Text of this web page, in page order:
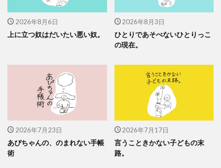
2026年8月6日
上に立つ奴はだいたい悪い奴。
2026年8月3日
ひとりであそべないひとりっこ
の現在。
2026年7月23日
あぴちゃんの、のまれない手帳
術
2026年7月17日
言うこときかない子どもの末
路。